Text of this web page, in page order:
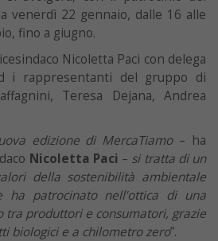
venerdì 22 gennaio, dalle 16 alle
fino a giugno.
Nicoletta Paci con delega
i rappresentanti del gruppo di
Teresa Dejana, Andrea
edizione di MercaTiamo– ha
Nicoletta Paci – si tratta di un
della sostenibilità ambientale
ha patrocinato nell’ottica di una
tra produttori e consumatori, grazie
biologici e a chilometro zero”.